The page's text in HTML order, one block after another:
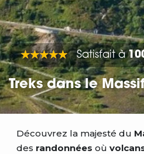
Satisfait à
Treks dans le
Découvrez la majesté du
des randonnées où